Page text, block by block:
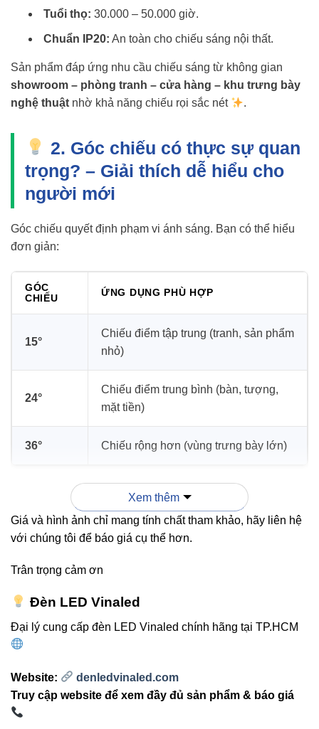
Tuổi thọ: 30.000 – 50.000 giờ.
Chuẩn IP20: An toàn cho chiếu sáng nội thất.
Sản phẩm đáp ứng nhu cầu chiếu sáng từ không gian
showroom – phòng tranh – cửa hàng – khu trưng bày
nghệ thuật nhờ khả năng chiếu rọi sắc nét .
2. Góc chiếu có thực sự quan
trọng? – Giải thích dễ hiểu cho
người mới
Góc chiếu quyết định phạm vi ánh sáng. Bạn có thể hiểu
đơn giản:
GÓC
CHIẾU
ỨNG DỤNG PHÙ HỢP
15°
Chiếu điểm tập trung (tranh, sản phẩm
nhỏ)
24°
Chiếu điểm trung bình (bàn, tượng,
mặt tiền)
36° Chiếu rộng hơn (vùng trưng bày lớn)
“Chọn đúng góc chiếu = Tăng hiệu ứng
chiếu sáng + Tăng giá trị thẩm mỹ cho
3. So sánh nhanh: V14DLA-36
vs đèn âm trần thông thường
Đèn thường:
góc chiếu, độ bền hạn chế.
Xem thêm
Giá và hình ảnh chỉ mang tính chất tham khảo, hãy liên hệ
với chúng tôi để báo giá cụ thể hơn.
Trân trọng cảm ơn
Đèn LED Vinaled
Đại lý cung cấp đèn LED Vinaled chính hãng tại TP.HCM
Website:
denledvinaled.com
Truy cập website để xem đầy đủ sản phẩm & báo giá